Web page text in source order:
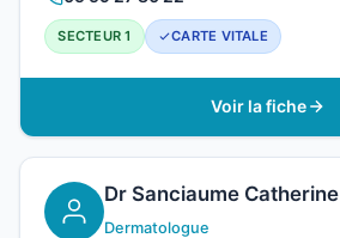
SECTEUR 1 CARTE VITALE
Voir la fiche
Dr Sanciaume Catherine
Dermatologue